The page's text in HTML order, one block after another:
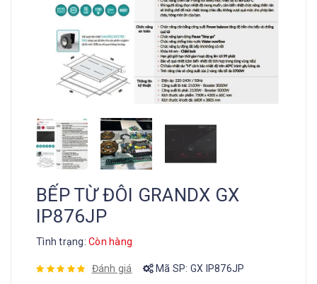
BẾP TỪ ĐÔI GRANDX GX
IP876JP
Tình trạng: Còn hàng
Đánh giá Mã SP: GX IP876JP